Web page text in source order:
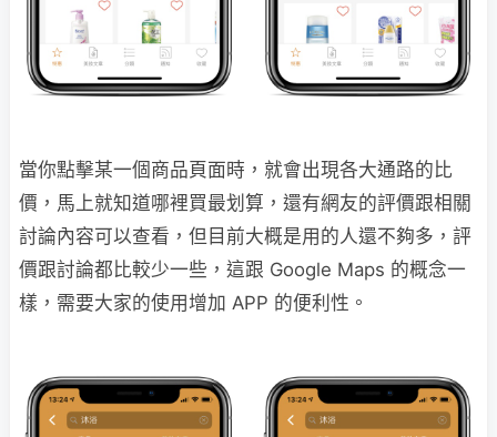
當你點擊某一個商品頁面時，就會出現各大通路的比
價，馬上就知道哪裡買最划算，還有網友的評價跟相關
討論內容可以查看，但目前大概是用的人還不夠多，評
價跟討論都比較少一些，這跟 Google Maps 的概念一
樣，需要大家的使用增加 APP 的便利性。